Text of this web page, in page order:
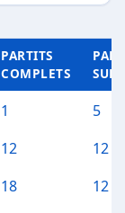
PARTITS
COMPLETS
1
5
12
12
18
12